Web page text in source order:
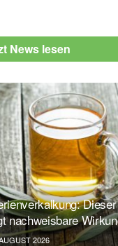
News lesen
nachweisbare
2026